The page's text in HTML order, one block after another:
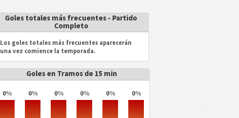
Goles totales más frecuentes - Partido
Completo
Los goles totales más frecuentes aparecerán
una vez comience la temporada.
Goles en Tramos de 15 min
0% 0% 0% 0% 0% 0%